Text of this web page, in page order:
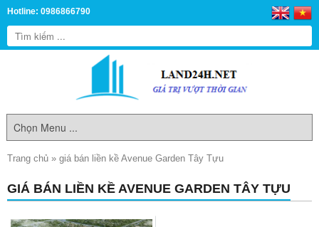
Hotline: 0986866790
Trang chủ » giá bán liền kề Avenue Garden Tây Tựu
GIÁ BÁN LIỀN KỀ AVENUE GARDEN TÂY TỰU